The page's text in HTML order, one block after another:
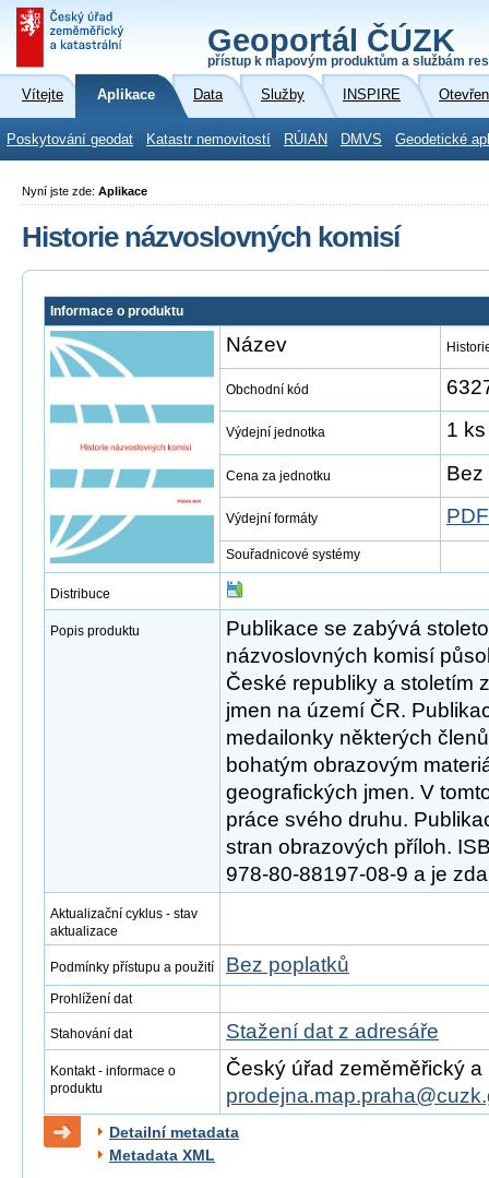
Geoportál ČÚZK
přístup k mapovým produktům a službám
Vítejte Aplikace Data Služby INSPIRE
Poskytování geodat Katastr nemovitostí RÚIAN DMVS Geodetické
Nyní jste zde: Aplikace
Historie názvoslovných komisí
Informace o produktu
Název
Obchodní kód
Výdejní jednotka 1 ks
Cena za jednotku Bez
Výdejní formáty PDF
Souřadnicové systémy
Distribuce
Popis produktu
Publikace se zabývá
názvoslovných komisí
České republiky a stoletím
jmen na území ČR.
medailonky některých
bohatým obrazovým
geografických jmen. V
práce svého druhu.
stran obrazových příloh.
978-80-88197-08-9 a je
Aktualizační cyklus - stav
aktualizace
Podmínky přístupu a použití Bez poplatků
Prohlížení dat
Stahování dat Stažení dat z adresáře
Kontakt - informace o
produktu
Český úřad zeměměřický
Detailní metadata
Metadata XML